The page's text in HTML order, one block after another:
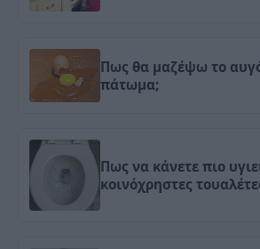
Πως θα μαζέψω το
πάτωμα;
Πως να κάνετε πιο
κοινόχρηστες